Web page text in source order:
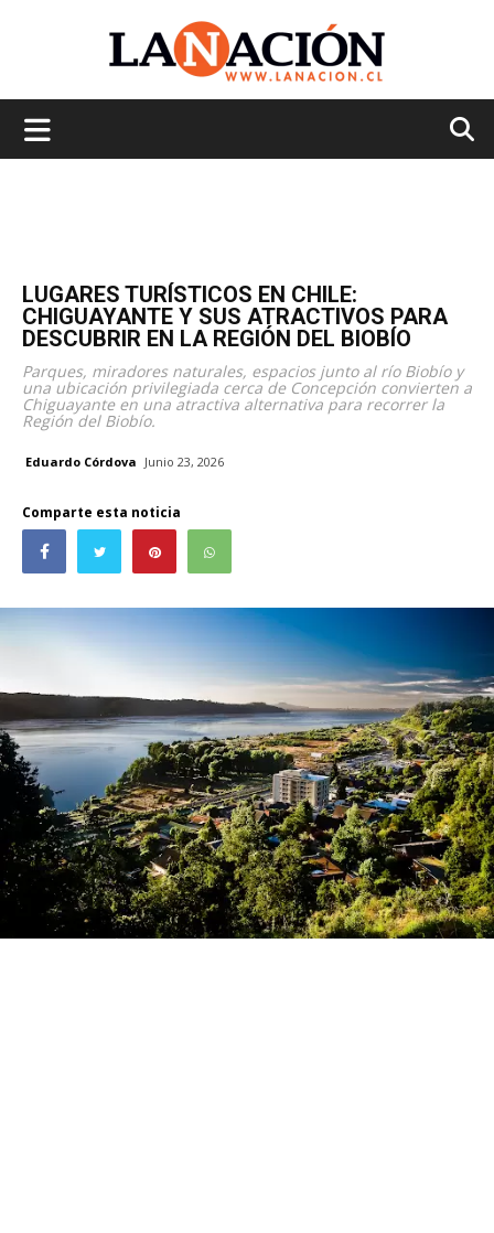
LUGARES TURÍSTICOS EN CHILE:
CHIGUAYANTE Y SUS ATRACTIVOS PARA
DESCUBRIR EN LA REGIÓN DEL BIOBÍO
Parques, miradores naturales, espacios junto al río Biobío y
una ubicación privilegiada cerca de Concepción convierten a
Chiguayante en una atractiva alternativa para recorrer la
Región del Biobío.
Eduardo Córdova Junio 23, 2026
Comparte esta noticia